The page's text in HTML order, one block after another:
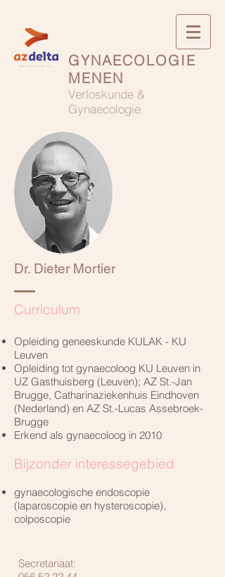
GYNAECOLOGIE
MENEN
Verloskunde &
Gynaecologie
Dr. Dieter Mortier
Curriculum
Opleiding geneeskunde KULAK - KU
Leuven
Opleiding tot gynaecoloog KU Leuven in
UZ Gasthuisberg (Leuven); AZ St.-Jan
Brugge, Catharinaziekenhuis Eindhoven
(Nederland) en AZ St.-Lucas Assebroek-
Brugge
Erkend als gynaecoloog in 2010
Bijzonder interessegebied
gynaecologische endoscopie
(laparoscopie en hysteroscopie),
colposcopie
Secretariaat: